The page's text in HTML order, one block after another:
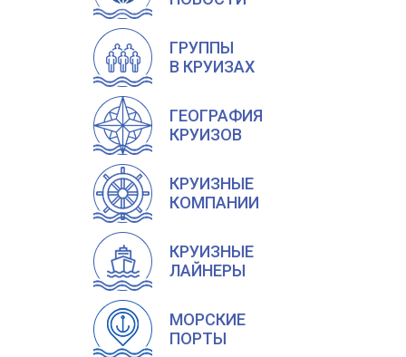
ГРУППЫ
В КРУИЗАХ
ГЕОГРАФИЯ
КРУИЗОВ
КРУИЗНЫЕ
КОМПАНИИ
КРУИЗНЫЕ
ЛАЙНЕРЫ
МОРСКИЕ
ПОРТЫ